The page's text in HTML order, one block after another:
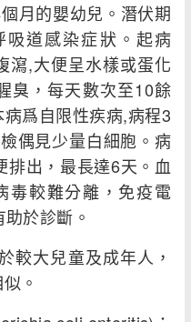
月的嬰幼兒。潛伏期
道感染症狀。起病
瀉,大便呈水樣或蛋化
臭，每天數次至10餘
爲自限性疾病,病程3
偶見少量白細胞。病
排出，最長達6天。血
毒較難分離，免疫電
於診斷。
較大兒童及成年人，
。